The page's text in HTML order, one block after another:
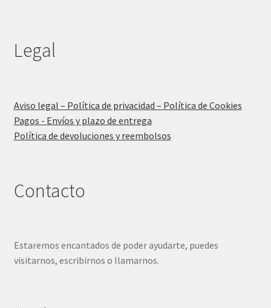
Legal
Aviso legal – Política de privacidad – Política de Cookies
Pagos - Envíos y plazo de entrega
Política de devoluciones y reembolsos
Contacto
Estaremos encantados de poder ayudarte, puedes
visitarnos, escribirnos o llamarnos.